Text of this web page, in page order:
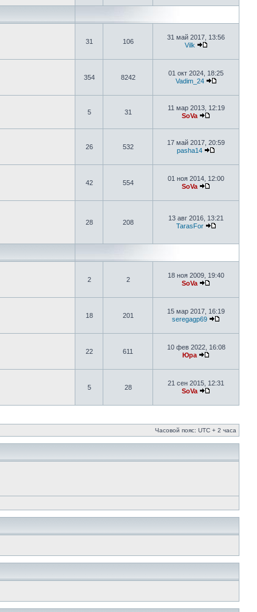
31 106
31 май 2017, 13:56
Vilk
354 8242
01 окт 2024, 18:25
Vadim_24
5 31
11 мар 2013, 12:19
SoVa
26 532
17 май 2017, 20:59
pasha14
42 554
01 ноя 2014, 12:00
SoVa
28 208
13 авг 2016, 13:21
TarasFor
2 2
18 ноя 2009, 19:40
SoVa
18 201
15 мар 2017, 16:19
seregagp69
22 611
10 фев 2022, 16:08
Юра
5 28
21 сен 2015, 12:31
SoVa
Часовой пояс: UTC + 2 часа